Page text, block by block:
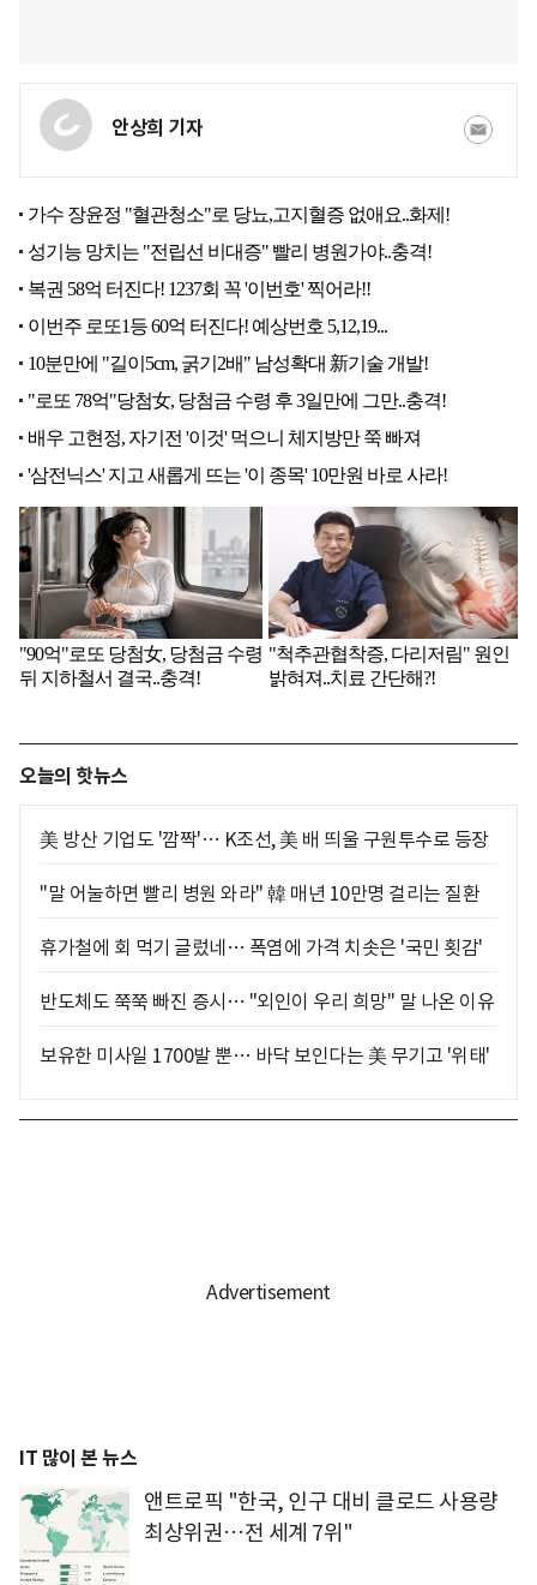
안상희 기자
오늘의 핫뉴스
美 방산 기업도 '깜짝'… K조선, 美 배 띄울 구원투수로 등장
"말 어눌하면 빨리 병원 와라" 韓 매년 10만명 걸리는 질환
휴가철에 회 먹기 글렀네… 폭염에 가격 치솟은 '국민 횟감'
반도체도 쭉쭉 빠진 증시… "외인이 우리 희망" 말 나온 이유
보유한 미사일 1700발 뿐… 바닥 보인다는 美 무기고 '위태'
IT 많이 본 뉴스
앤트로픽 "한국, 인구 대비 클로드 사용량
최상위권…전 세계 7위"